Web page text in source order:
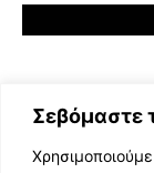
Σεβόμαστε